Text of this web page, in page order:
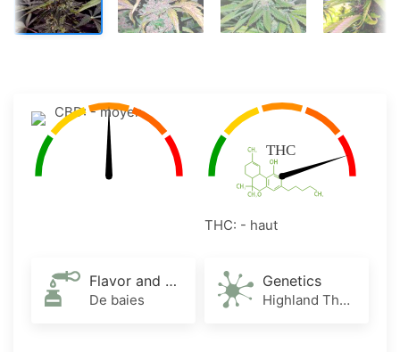
CBD: - moyen
THC: - haut
Flavor and Aroma
De baies
Genetics
Highland Thai x Purple Thai x Afghani Indica